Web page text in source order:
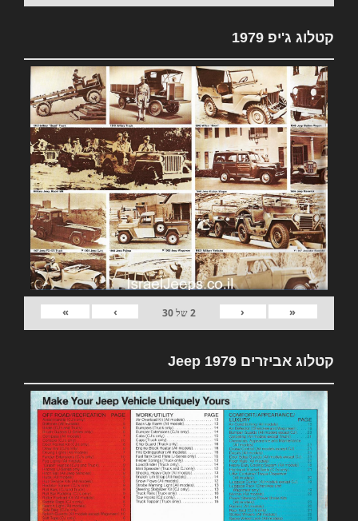
קטלוג ג'יפ 1979
«
‹
2של30
›
»
קטלוג אביזרים 1979 Jeep